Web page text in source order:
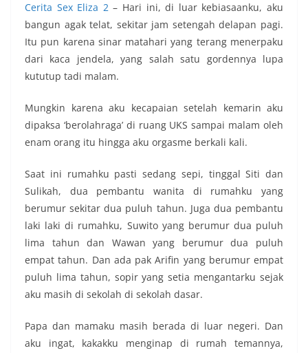
Cerita Sex Eliza 2– Hari ini, di luar kebiasaanku, aku
bangun agak telat, sekitar jam setengah delapan pagi.
Itu pun karena sinar matahari yang terang menerpaku
dari kaca jendela, yang salah satu gordennya lupa
kututup tadi malam.
Mungkin karena aku kecapaian setelah kemarin aku
dipaksa ‘berolahraga’ di ruang UKS sampai malam oleh
enam orang itu hingga aku orgasme berkali kali.
Saat ini rumahku pasti sedang sepi, tinggal Siti dan
Sulikah, dua pembantu wanita di rumahku yang
berumur sekitar dua puluh tahun. Juga dua pembantu
laki laki di rumahku, Suwito yang berumur dua puluh
lima tahun dan Wawan yang berumur dua puluh
empat tahun. Dan ada pak Arifin yang berumur empat
puluh lima tahun, sopir yang setia mengantarku sejak
aku masih di sekolah di sekolah dasar.
Papa dan mamaku masih berada di luar negeri. Dan
aku ingat, kakakku menginap di rumah temannya,